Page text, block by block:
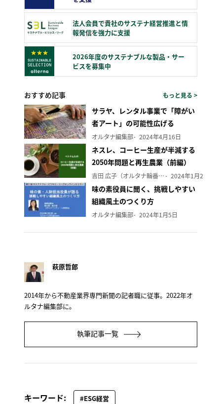
法人会員で貴社のサステナ経営推進と情
報発信を強力に支援
2026年度のサステナブルな製品・サー
ビスを募集中
おすすめ記事 もっと見る >
サラヤ、レンタル事業で「障がい
者アート」の可能性広げる
オルタナ編集部 2024年4月16日
ネスレ、コーヒー生産が半減する
2050年問題と再生農業（前編）
吉田 広子（オルタナ輪番編集長） 2024年1月29日
味の素役員に聞く、挑戦しやすい
組織風土のつくり方
オルタナ編集部 2024年1月5日
萩原哲郎
2014年から不動産業界専門新聞の記者職に従事。2022年オ
ルタナ編集部に。
執筆記事一覧
キーワード: #ESG経営